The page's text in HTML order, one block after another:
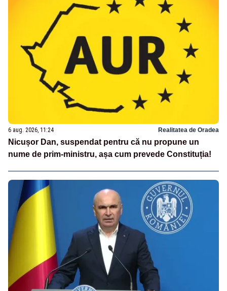
6 aug. 2026, 11:24 Realitatea de Oradea
Nicușor Dan, suspendat pentru că nu propune un
nume de prim-ministru, așa cum prevede Constituția!